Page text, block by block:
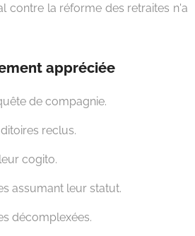
contre la réforme des retraites n'a
appréciée
de compagnie.
reclus.
cogito.
assumant leur statut.
décomplexées.